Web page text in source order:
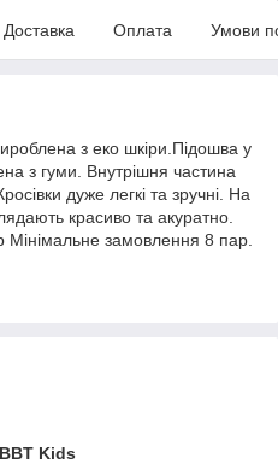
Доставка Оплата Умови
з еко шкіри.Підошва у
​​з гуми. Внутрішня частина
дуже легкі та зручні. На
красиво та акуратно.
замовлення 8 пар.
BBT Kids